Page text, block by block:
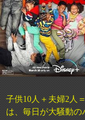
子供10人＋夫婦2人
は、毎日が大騒動の